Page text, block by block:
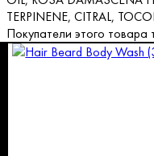
TERPINENE, CITRAL,
Покупатели этого